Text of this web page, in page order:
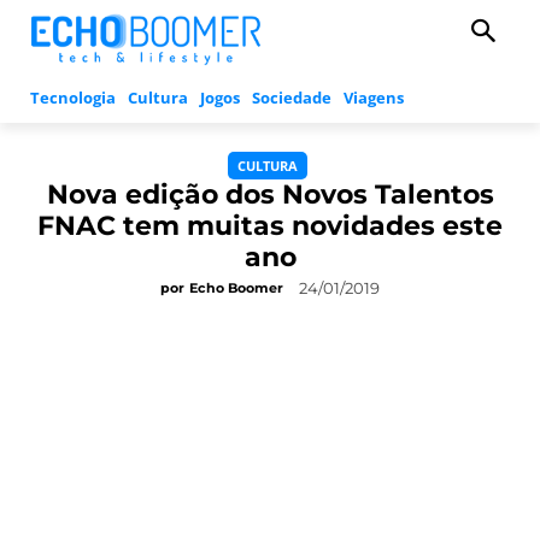
Tecnologia Cultura Jogos Sociedade Viagens
CULTURA
Nova edição dos Novos Talentos
FNAC tem muitas novidades este
ano
por Echo Boomer 24/01/2019